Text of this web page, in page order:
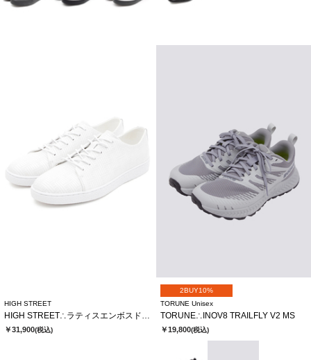
HIGH STREET
HIGH STREET∴ラティスエンボスドレススニーカー
￥31,900(税込)
2BUY10%
TORUNE Unisex
TORUNE∴INOV8 TRAILFLY V2 MS
￥19,800(税込)